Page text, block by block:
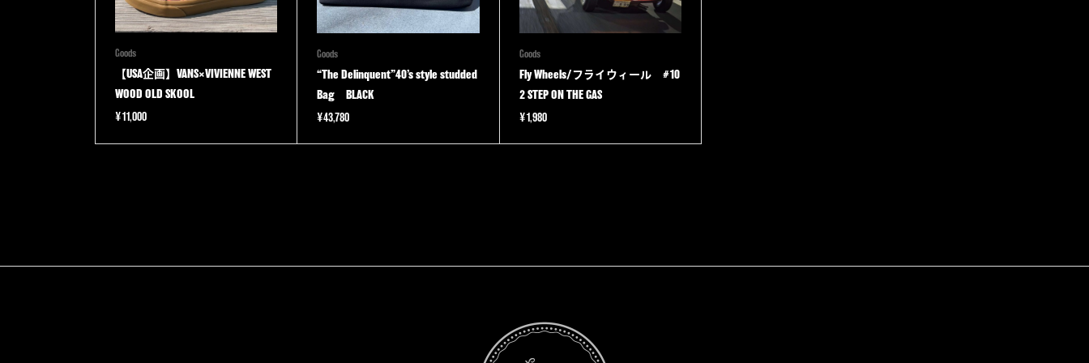
Goods
【USA企画】VANS×VIVIENNE WEST
WOOD OLD SKOOL
¥11,000
Goods
“The Delinquent”40’s style studded
Bag BLACK
¥43,780
Goods
Fly Wheels/フライウィール #10
2 STEP ON THE GAS
¥1,980